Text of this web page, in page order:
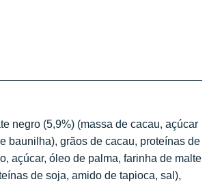
negro (5,9%) (massa de cacau, açúcar
baunilha), grãos de cacau, proteínas de
açúcar, óleo de palma, farinha de malte
de soja, amido de tapioca, sal),